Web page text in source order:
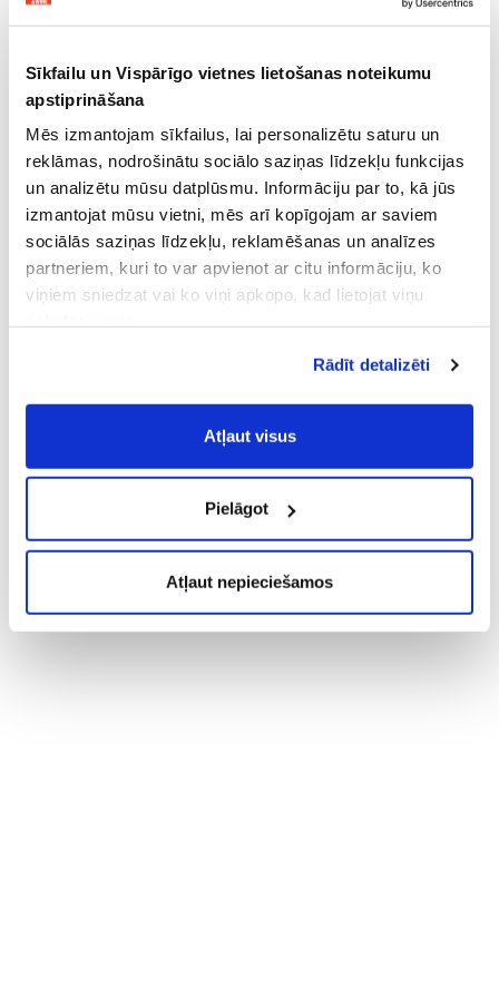
Sīkfailu un Vispārīgo vietnes lietošanas noteikumu
apstiprināšana
Mēs izmantojam sīkfailus, lai personalizētu saturu un
reklāmas, nodrošinātu sociālo saziņas līdzekļu funkcijas
un analizētu mūsu datplūsmu. Informāciju par to, kā jūs
izmantojat mūsu vietni, mēs arī kopīgojam ar saviem
sociālās saziņas līdzekļu, reklamēšanas un analīzes
partneriem, kuri to var apvienot ar citu informāciju, ko
viņiem sniedzat vai ko viņi apkopo, kad lietojat viņu
Vispārīgiem vietnes lietošanas
noteikumiem(saīsināti - VVLN).
Rādīt detalizēti
Atļaut visus
Pielāgot
Atļaut nepieciešamos